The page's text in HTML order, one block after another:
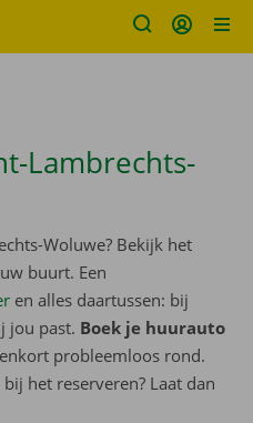
Lambrechts-
Woluwe? Bekijk het
buurt. Een
en alles daartussen: bij
jou past. Boek je huurauto
probleemloos rond.
het reserveren? Laat dan